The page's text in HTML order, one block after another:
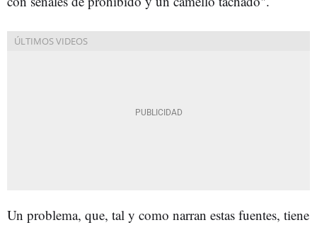
Un problema, que, tal y como narran estas fuentes, tiene